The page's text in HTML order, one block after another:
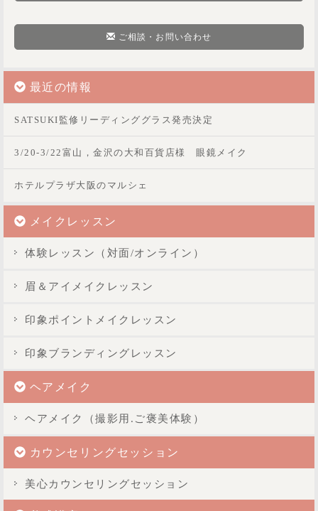
ご相談・お問い合わせ
最近の情報
SATSUKI監修リーディンググラス発売決定
3/20-3/22富山，金沢の大和百貨店様 眼鏡メイク
ホテルプラザ大阪のマルシェ
メイクレッスン
体験レッスン（対面/オンライン）
眉＆アイメイクレッスン
印象ポイントメイクレッスン
印象ブランディングレッスン
ヘアメイク
ヘアメイク（撮影用.ご褒美体験）
カウンセリングセッション
美心カウンセリングセッション